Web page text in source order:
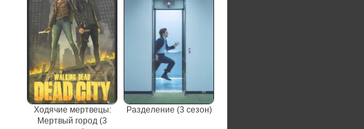
Ходячие мертвецы:
Мертвый город (3
Разделение (3 сезон)